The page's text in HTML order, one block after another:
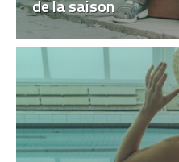
de la saison